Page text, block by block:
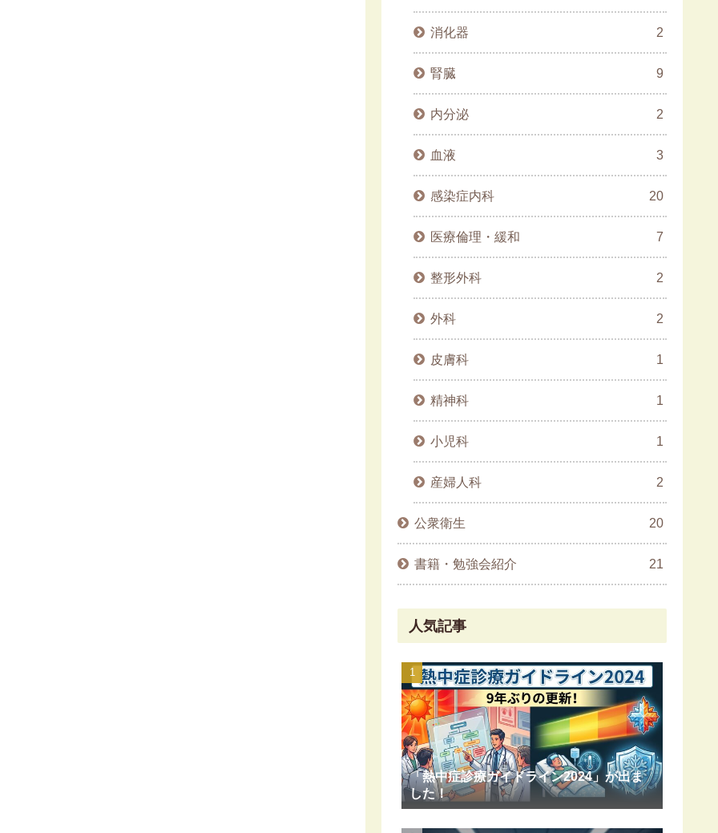
消化器 2
腎臓 9
内分泌 2
血液 3
感染症内科 20
医療倫理・緩和 7
整形外科 2
外科 2
皮膚科 1
精神科 1
小児科 1
産婦人科 2
公衆衛生 20
書籍・勉強会紹介 21
人気記事
「熱中症診療ガイドライン2024」が出ま
した！